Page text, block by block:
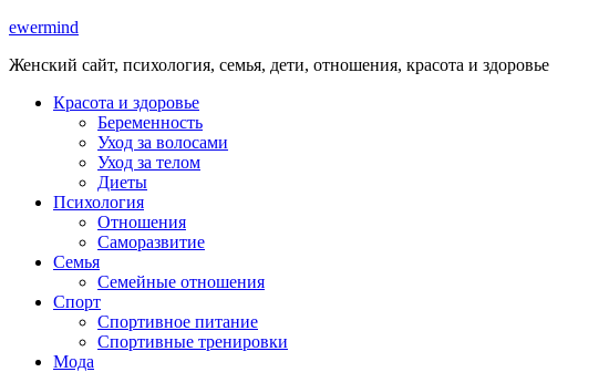
ewermind
Женский сайт, психология, семья, дети, отношения, красота и здоровье
Красота и здоровье
Беременность
Уход за волосами
Уход за телом
Диеты
Психология
Отношения
Саморазвитие
Семья
Семейные отношения
Спорт
Спортивное питание
Спортивные тренировки
Мода